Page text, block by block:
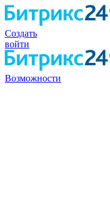
Создать
войти
Возможности